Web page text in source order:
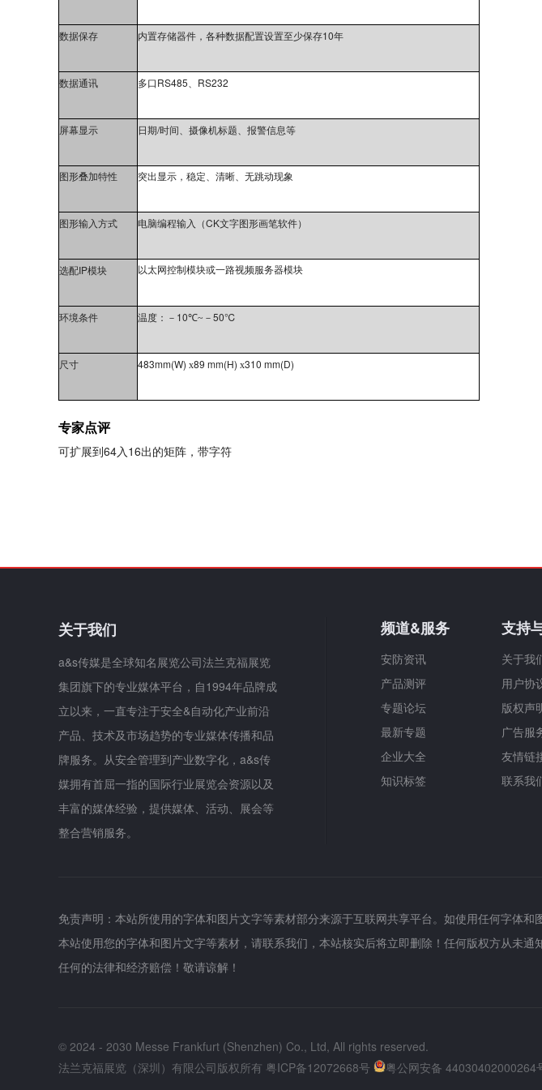
数据保存 内置存储器件，各种数据配置设置至少保存10年
数据通讯 多口 RS485、 RS232
屏幕显示 日期/时间、摄像机标题、报警信息等
图形叠加特性 突出显示，稳定、清晰、无跳动现象
图形输入方式 电脑编程输入（CK文字图形画笔软件）
选配IP模块 以太网控制模块或一路视频服务器模块
环境条件 温度：－ 10℃~ － 50℃
尺寸 483mm(W) x89 mm(H) x310 mm(D)
专家点评
可扩展到64入16出的矩阵，带字符
关于我们
a&s传媒是全球知名展览公司法兰克福展览
集团旗下的专业媒体平台，自1994年品牌成
立以来，一直专注于安全&自动化产业前沿
产品、技术及市场趋势的专业媒体传播和品
牌服务。从安全管理到产业数字化，a&s传
媒拥有首屈一指的国际行业展览会资源以及
丰富的媒体经验，提供媒体、活动、展会等
整合营销服务。
频道&服务
安防资讯
产品测评
专题论坛
最新专题
企业大全
知识标签
支持
关于我
用户协
版权声
广告服
友情链
联系我
免责声明：本站所使用的字体和图片文字等素材部分来源于互联网共享平台。如使用任何字体
本站使用您的字体和图片文字等素材，请联系我们，本站核实后将立即删除！任何版权方从未
任何的法律和经济赔偿！敬请谅解！
© 2024 - 2030 Messe Frankfurt (Shenzhen) Co., Ltd, All rights reserved.
法兰克福展览（深圳）有限公司版权所有 粤ICP备12072668号 粤公网安备 44030402000264